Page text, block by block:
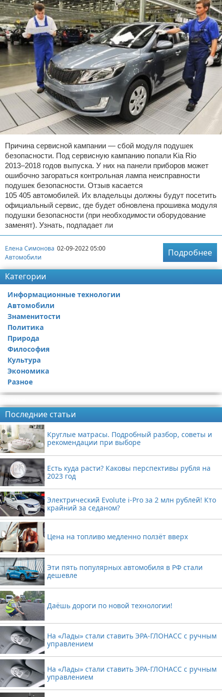
Причина сервисной кампании — сбой модуля подушек
безопасности. Под сервисную кампанию попали Kia Rio
2013–2018 годов выпуска. У них на панели приборов может
ошибочно загораться контрольная лампа неисправности
подушек безопасности. Отзыв касается
105 405 автомобилей. Их владельцы должны будут посетить
официальный сервис, где будет обновлена прошивка модуля
подушки безопасности (при необходимости оборудование
заменят). Узнать, подпадает ли
Елена Симонова 02-09-2022 05:00
Автомобили
Подробнее
Категории
Информационные технологии
Автомобили
Знаменитости
Политика
Природа
Философия
Культура
Экономика
Разное
Последние статьи
Круглые матрасы. Подробный разбор, советы и
рекомендации при выборе
Есть куда расти? Каковы перспективы рубля на
2023 год
Электрический Evolute i-Pro за 2 млн рублей! Кто
крайний за седаном?
Цена на топливо медленно ползёт вверх
Эти пять популярных автомобиля в РФ стали
дешевле
Даёшь дороги по новой технологии!
На «Лады» стали ставить ЭРА-ГЛОНАСС с ручным
управлением
На «Лады» стали ставить ЭРА-ГЛОНАСС с ручным
управлением